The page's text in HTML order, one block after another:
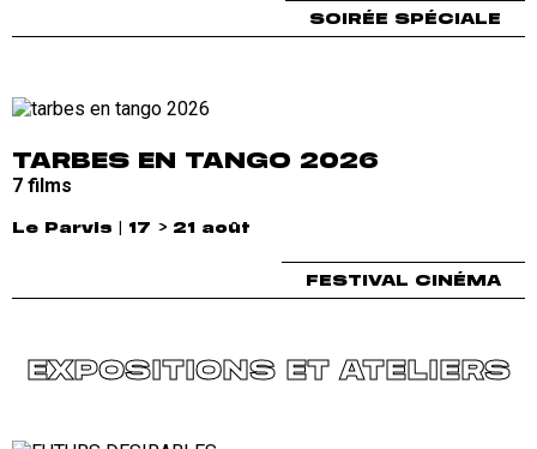
SOIRÉE SPÉCIALE
TARBES EN TANGO 2026
7 films
FESTIVAL CINÉMA
Le Parvis | 17 > 21 août
EXPOSITIONS ET ATELIERS